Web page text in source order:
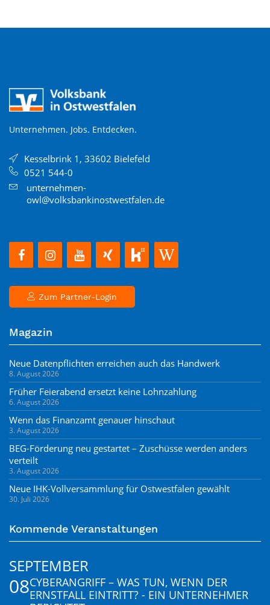
Unternehmen. Jobs. Entdecken.
Kesselbrink 1, 33602 Bielefeld
0521 544-0
unternehmen-
owl@volksbankinostwestfalen.de
Zum Partner-Login
Magazin
Neue Datenpflichten erreichen auch das Handwerk
8. August 2026
Früher Feierabend ersetzt keine Lohnzahlung
6. August 2026
Wenn das Finanzamt genauer hinschaut
3. August 2026
BEG-Förderung neu gestartet – Zuschüsse werden anders
verteilt
3. August 2026
Neue IHK-Vollversammlung für Ostwestfalen gewählt
30. Juli 2026
Kommende Veranstaltungen
SEPTEMBER
08CYBERANGRIFF – WAS TUN, WENN DER
ERNSTFALL EINTRITT? - EIN UNTERNEHMER